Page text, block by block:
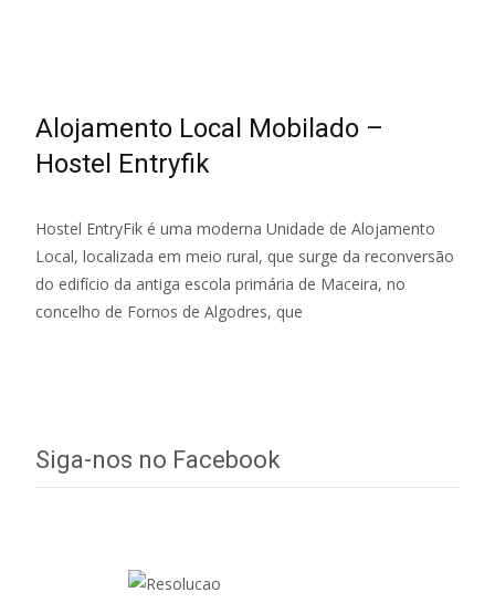
Alojamento Local Mobilado –
Hostel Entryfik
Hostel EntryFik é uma moderna Unidade de Alojamento
Local, localizada em meio rural, que surge da reconversão
do edifício da antiga escola primária de Maceira, no
concelho de Fornos de Algodres, que
Siga-nos no Facebook